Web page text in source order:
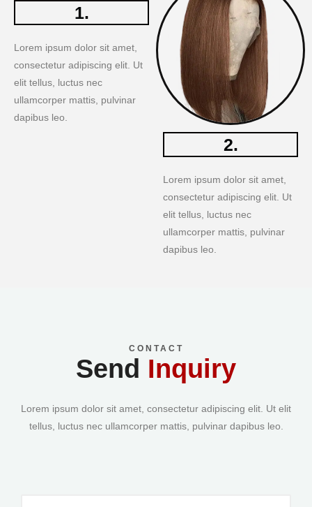
1.
Lorem ipsum dolor sit amet,
consectetur adipiscing elit. Ut
elit tellus, luctus nec
ullamcorper mattis, pulvinar
dapibus leo.
2.
Lorem ipsum dolor sit amet,
consectetur adipiscing elit. Ut
elit tellus, luctus nec
ullamcorper mattis, pulvinar
dapibus leo.
CONTACT
Send Inquiry
Lorem ipsum dolor sit amet, consectetur adipiscing elit. Ut elit
tellus, luctus nec ullamcorper mattis, pulvinar dapibus leo.